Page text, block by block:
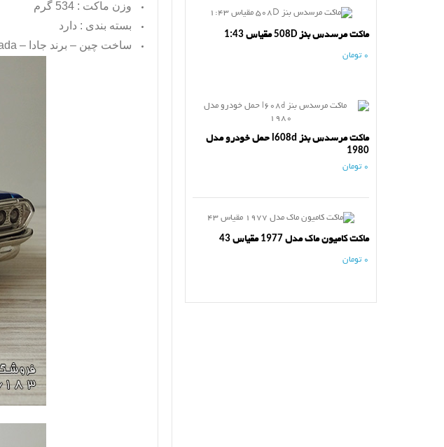
ماکت مرسدس بنز 508D مقیاس 1:43
0 تومان
ماکت مرسدس بنز l608d حمل خودرو مدل
1980
0 تومان
ماکت کامیون ماک مدل 1977 مقیاس 43
0 تومان
وزن ماکت : 534 گرم
بسته بندی : دارد
ساخت چین – برند جادا –